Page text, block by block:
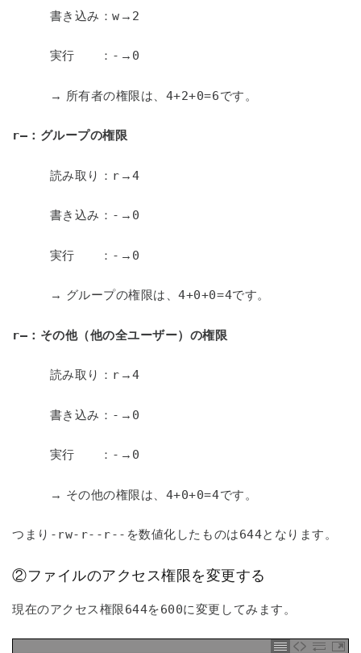
書き込み：w → 2
実行 ： - → 0
→ 所有者の権限は、 4+2+0=6です。
r— ：グループの権限
読み取り： r →4
書き込み： - → 0
実行 ： - → 0
→ グループの権限は、4+0+0=4です。
r— ：その他（他の全ユーザー）の権限
読み取り： r →4
書き込み： - → 0
実行 ： - → 0
→ その他の権限は、 4+0+0=4です。
つまり -rw-r--r-- を数値化したものは644となります。
②ファイルのアクセス権限を変更する
現在のアクセス権限644を600に変更してみます。